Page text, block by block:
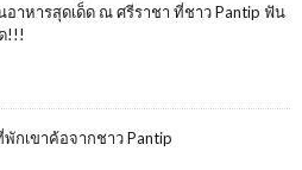
อาหารสุดเด็ด ณ ศรีราชา ที่ชาว Pantip ฟัน
!!!
พักเขาค้อจากชาว Pantip